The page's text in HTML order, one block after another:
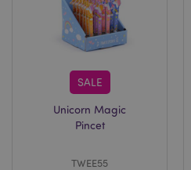
SALE
Unicorn Magic
Pincet
TWEE55